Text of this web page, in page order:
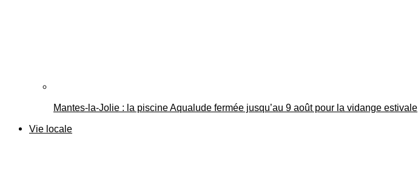
Mantes-la-Jolie : la piscine Aqualude fermée jusqu’au 9 août pour la vidange estivale
Vie locale